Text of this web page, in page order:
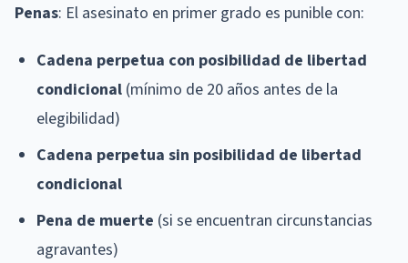
Penas: El asesinato en primer grado es punible con:
Cadena perpetua con posibilidad de libertad
condicional (mínimo de 20 años antes de la
elegibilidad)
Cadena perpetua sin posibilidad de libertad
condicional
Pena de muerte (si se encuentran circunstancias
agravantes)